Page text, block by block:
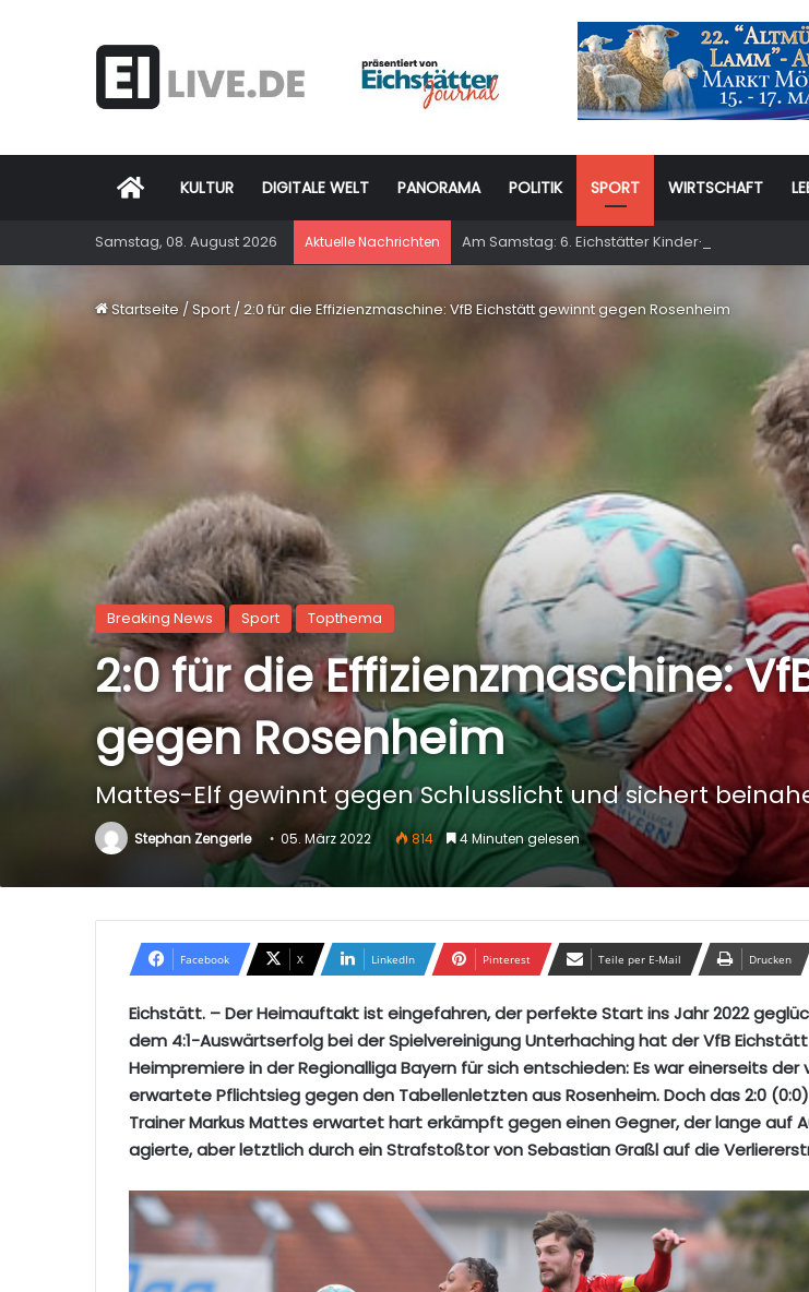
Startseite
KULTUR DIGITALE WELT PANORAMA POLITIK SPORT WIRTSCHAFT
Samstag, 08. August 2026 Aktuelle Nachrichten Am Samstag: 6. Eichstätter Kinder- und
Startseite /Sport /2:0 für die Effizienzmaschine: VfB Eichstätt gewinnt gegen Rosenheim
Breaking News Sport Topthema
2:0 für die Effizienzmaschine:
gegen Rosenheim
Mattes-Elf gewinnt gegen Schlusslicht und sichert
Stephan Zengerle 05. März 2022 814 4 Minuten gelesen
Facebook X LinkedIn Pinterest Teile per E-Mail Drucken
Eichstätt. – Der Heimauftakt ist eingefahren, der perfekte Start ins Jahr 2022
dem 4:1-Auswärtserfolg bei der Spielvereinigung Unterhaching hat der VfB
Heimpremiere in der Regionalliga Bayern für sich entschieden: Es war einerseits der
erwartete Pflichtsieg gegen den Tabellenletzten aus Rosenheim. Doch das 2:0
Trainer Markus Mattes erwartet hart erkämpft gegen einen Gegner, der lange auf
agierte, aber letztlich durch ein Strafstoßtor von Sebastian Graßl auf die